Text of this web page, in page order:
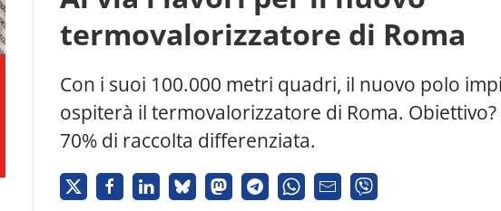
termovalorizzatore di Roma
Con i suoi 100.000 metri quadri, il nuovo polo
ospiterà il termovalorizzatore di Roma.
70% di raccolta differenziata.